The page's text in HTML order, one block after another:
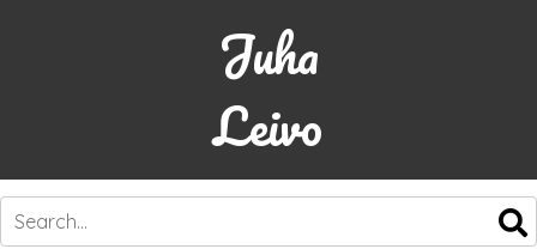
Juha
Leivo
SKIP